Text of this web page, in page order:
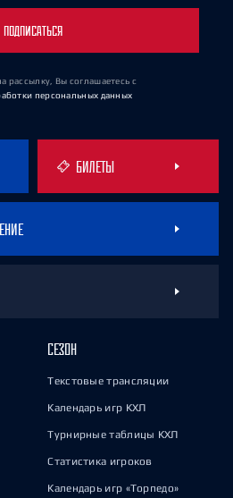
ПОДПИСАТЬСЯ
рассылку, Вы соглашаетесь с
персональных данных
БИЛЕТЫ
СЕЗОН
Текстовые трансляции
Календарь игр КХЛ
Турнирные таблицы КХЛ
Статистика игроков
Календарь игр «Торпедо»